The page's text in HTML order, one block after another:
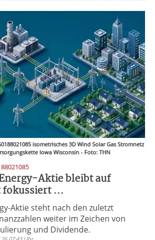
isometrisches 3D Wind Solar Gas Stromnetz
Iowa Wisconsin - Foto: THN
Aktie bleibt auf
...
Aktie steht nach den zuletzt
weiter im Zeichen von
und Dividende.